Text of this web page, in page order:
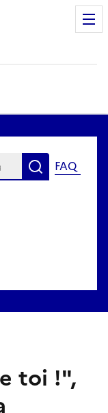
Rechercher
FAQ
toi !",